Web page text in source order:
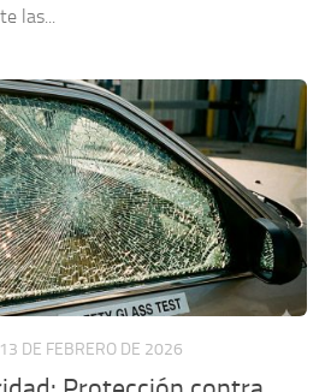
las...
13 DE FEBRERO DE 2026